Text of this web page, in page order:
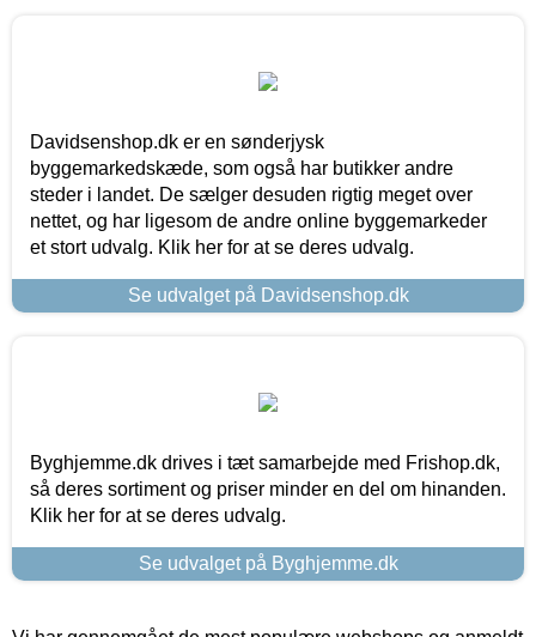
Davidsenshop.dk er en sønderjysk
byggemarkedskæde, som også har butikker andre
steder i landet. De sælger desuden rigtig meget over
nettet, og har ligesom de andre online byggemarkeder
et stort udvalg. Klik her for at se deres udvalg.
Se udvalget på Davidsenshop.dk
Byghjemme.dk drives i tæt samarbejde med Frishop.dk,
så deres sortiment og priser minder en del om hinanden.
Klik her for at se deres udvalg.
Se udvalget på Byghjemme.dk